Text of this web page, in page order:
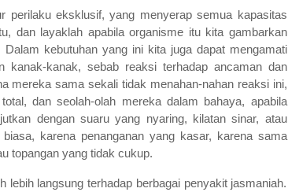
perilaku eksklusif, yang menyerap semua kapasitas
dan layaklah apabila organisme itu kita gambarkan
kebutuhan yang ini kita juga dapat mengamati
kanak-kanak, sebab reaksi terhadap ancaman dan
mereka sama sekali tidak menahan-nahan reaksi ini,
dan seolah-olah mereka dalam bahaya, apabila
dengan suaru yang nyaring, kilatan sinar, atau
karena penanganan yang kasar, karena sama
topangan yang tidak cukup.
langsung terhadap berbagai penyakit jasmaniah.